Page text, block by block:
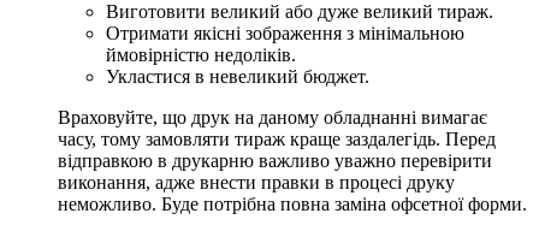
Виготовити великий або дуже великий тираж.
Отримати якісні зображення з мінімальною
ймовірністю недоліків.
Укластися в невеликий бюджет.
Враховуйте, що друк на даному обладнанні вимагає
часу, тому замовляти тираж краще заздалегідь. Перед
відправкою в друкарню важливо уважно перевірити
виконання, адже внести правки в процесі друку
неможливо. Буде потрібна повна заміна офсетної форми.